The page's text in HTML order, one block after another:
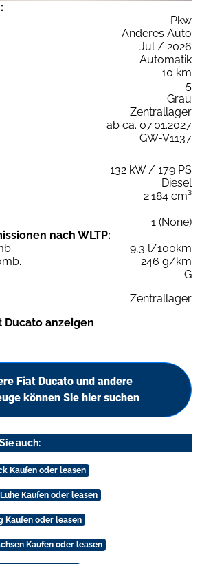
Pkw
Anderes Auto
Jul / 2026
Automatik
10 km
5
Grau
Zentrallager
ab ca. 07.01.2027
GW-V1137
132 kW / 179 PS
Diesel
2.184 cm³
1 (None)
nach WLTP:
9,3 l/100km
246 g/km
G
Zentrallager
Ducato anzeigen
Fiat Ducato und andere
können Sie hier suchen
auch:
Kaufen oder leasen
Kaufen oder leasen
Kaufen oder leasen
Kaufen oder leasen